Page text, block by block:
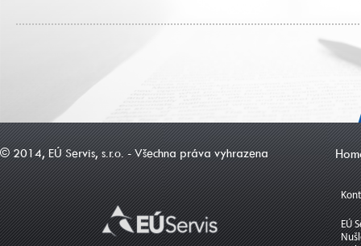
© 2014, EÚ Servis, s.r.o. - Všechna práva vyhrazena
EÚ